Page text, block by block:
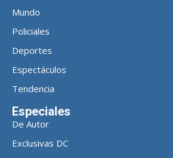
Mundo
Policiales
Deportes
Espectáculos
Tendencia
Especiales
De Autor
Exclusivas DC